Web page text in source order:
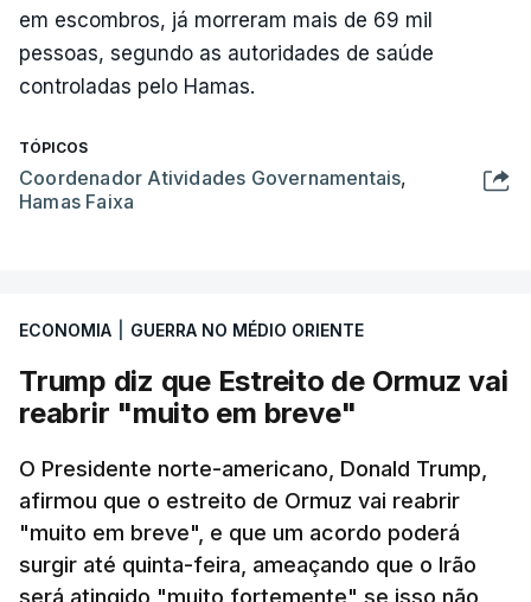
em escombros, já morreram mais de 69 mil
pessoas, segundo as autoridades de saúde
controladas pelo Hamas.
TÓPICOS
Coordenador Atividades Governamentais,
Hamas Faixa
ECONOMIA GUERRA NO MÉDIO ORIENTE
Trump diz que Estreito de Ormuz vai
reabrir "muito em breve"
O Presidente norte-americano, Donald Trump,
afirmou que o estreito de Ormuz vai reabrir
"muito em breve", e que um acordo poderá
surgir até quinta-feira, ameaçando que o Irão
será atingido "muito fortemente" se isso não